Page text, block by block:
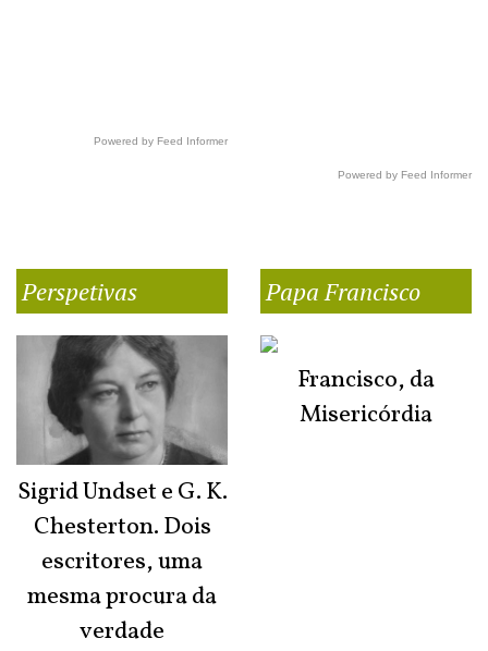
Powered by Feed Informer
Powered by Feed Informer
Perspetivas
Sigrid Undset e G. K.
Chesterton. Dois
escritores, uma
mesma procura da
verdade
Papa Francisco
Francisco, da
Misericórdia